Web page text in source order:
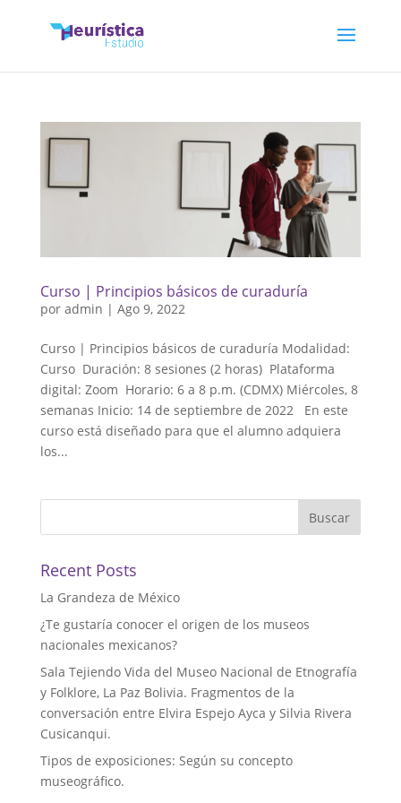
Curso | Principios básicos de curaduría
por admin | Ago 9, 2022
Curso | Principios básicos de curaduría Modalidad:
Curso Duración: 8 sesiones (2 horas) Plataforma
digital: Zoom Horario: 6 a 8 p.m. (CDMX) Miércoles, 8
semanas Inicio: 14 de septiembre de 2022 En este
curso está diseñado para que el alumno adquiera
los...
Buscar
Recent Posts
La Grandeza de México
¿Te gustaría conocer el origen de los museos
nacionales mexicanos?
Sala Tejiendo Vida del Museo Nacional de Etnografía
y Folklore, La Paz Bolivia. Fragmentos de la
conversación entre Elvira Espejo Ayca y Silvia Rivera
Cusicanqui.
Tipos de exposiciones: Según su concepto
museográfico.